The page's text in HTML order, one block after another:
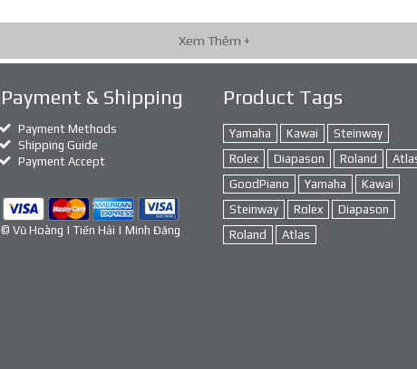
Xem Thêm +
Payment & Shipping
Payment Methods
Shipping Guide
Payment Accept
© Vũ Hoàng | Tiến Hải | Minh Đăng
Product Tags
Yamaha Kawai
Steinway
Rolex
Diapason Roland
GoodPiano
Yamaha
Kawai
Steinway
Rolex
Diapason
Roland
Atlas